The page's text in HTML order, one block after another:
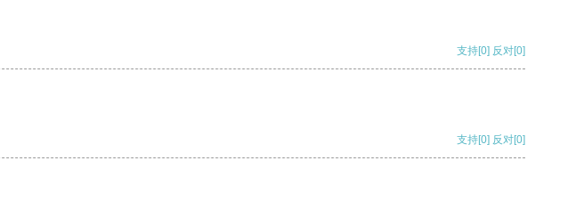
支持[0] 反对[0]
支持[0] 反对[0]